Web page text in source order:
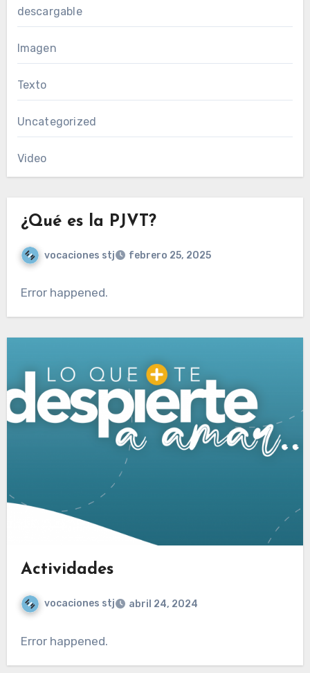
descargable
Imagen
Texto
Uncategorized
Video
¿Qué es la PJVT?
vocaciones stj febrero 25, 2025
Error happened.
Actividades
vocaciones stj abril 24, 2024
Error happened.